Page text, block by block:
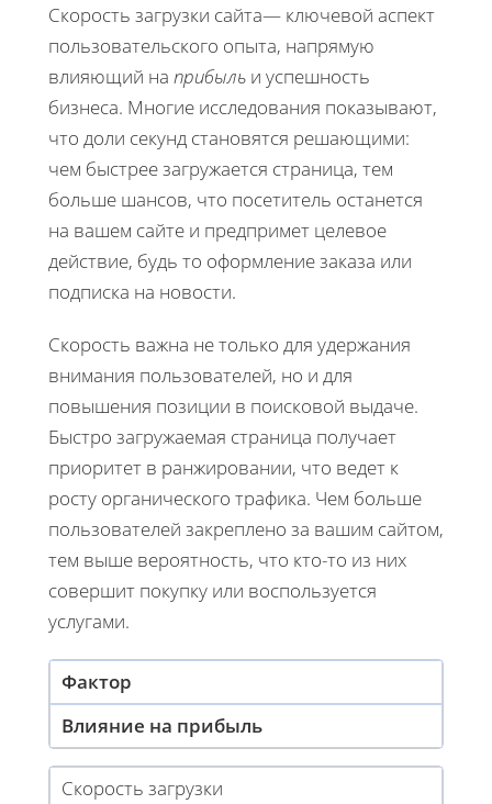
Скорость загрузки сайта— ключевой аспект
пользовательского опыта, напрямую
влияющий на прибыль и успешность
бизнеса. Многие исследования показывают,
что доли секунд становятся решающими:
чем быстрее загружается страница, тем
больше шансов, что посетитель останется
на вашем сайте и предпримет целевое
действие, будь то оформление заказа или
подписка на новости.
Скорость важна не только для удержания
внимания пользователей, но и для
повышения позиции в поисковой выдаче.
Быстро загружаемая страница получает
приоритет в ранжировании, что ведет к
росту органического трафика. Чем больше
пользователей закреплено за вашим сайтом,
тем выше вероятность, что кто-то из них
совершит покупку или воспользуется
услугами.
Фактор
Влияние на прибыль
Скорость загрузки